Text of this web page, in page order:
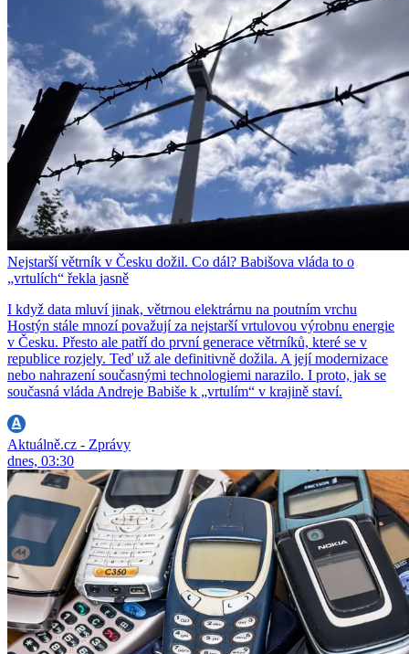
Nejstarší větrník v Česku dožil. Co dál? Babišova vláda to o
„vrtulích“ řekla jasně
I když data mluví jinak, větrnou elektrárnu na poutním vrchu
Hostýn stále mnozí považují za nejstarší vrtulovou výrobnu energie
v Česku. Přesto ale patří do první generace větrníků, které se v
republice rozjely. Teď už ale definitivně dožila. A její modernizace
nebo nahrazení současnými technologiemi narazilo. I proto, jak se
současná vláda Andreje Babiše k „vrtulím“ v krajině staví.
Aktuálně.cz - Zprávy
dnes, 03:30